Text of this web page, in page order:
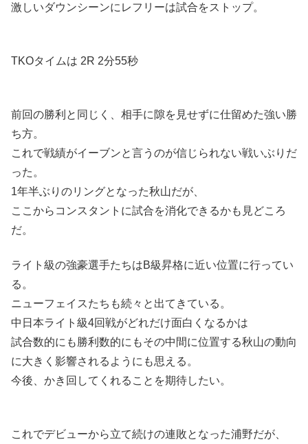
激しいダウンシーンにレフリーは試合をストップ。
TKOタイムは 2R 2分55秒
前回の勝利と同じく、相手に隙を見せずに仕留めた強い勝
ち方。
これで戦績がイーブンと言うのが信じられない戦いぶりだ
った。
1年半ぶりのリングとなった秋山だが、
ここからコンスタントに試合を消化できるかも見どころ
だ。
ライト級の強豪選手たちはB級昇格に近い位置に行ってい
る。
ニューフェイスたちも続々と出てきている。
中日本ライト級4回戦がどれだけ面白くなるかは
試合数的にも勝利数的にもその中間に位置する秋山の動向
に大きく影響されるようにも思える。
今後、かき回してくれることを期待したい。
これでデビューから立て続けの連敗となった浦野だが、